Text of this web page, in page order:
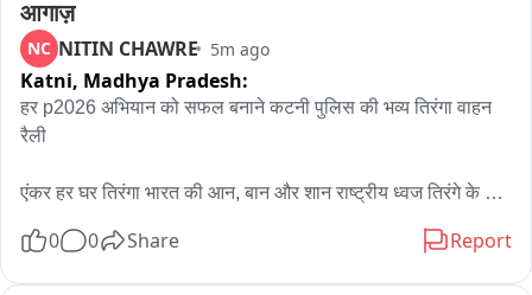
आगाज़
NC NITIN CHAWRE 5m ago
Katni, Madhya Pradesh:
हर p2026 अभियान को सफल बनाने कटनी पुलिस की भव्य तिरंगा वाहन
रैली
एंकर हर घर तिरंगा भारत की आन, बान और शान राष्ट्रीय ध्वज तिरंगे के
पहुंचाने के उद्देश्य से 'हर घर तिरंगा-2026' अभियान
0 0 Share Report